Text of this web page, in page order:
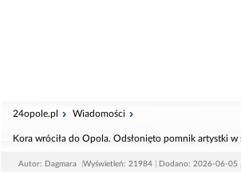
24opole.pl Wiadomości
Kora wróciła do Opola. Odsłonięto pomnik artystki w
Autor: Dagmara Wyświetleń: 21984 Dodano: 2026-06-05